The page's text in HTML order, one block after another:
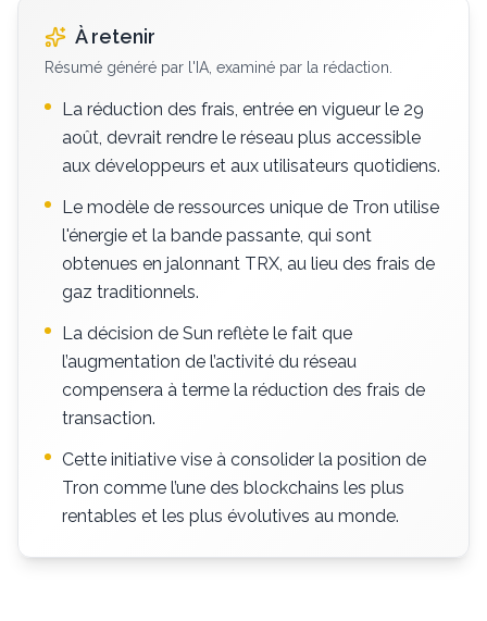
À retenir
Résumé généré par l'IA, examiné par la rédaction.
La réduction des frais, entrée en vigueur le 29
août, devrait rendre le réseau plus accessible
aux développeurs et aux utilisateurs quotidiens.
Le modèle de ressources unique de Tron utilise
l'énergie et la bande passante, qui sont
obtenues en jalonnant TRX, au lieu des frais de
gaz traditionnels.
La décision de Sun reflète le fait que
l’augmentation de l’activité du réseau
compensera à terme la réduction des frais de
transaction.
Cette initiative vise à consolider la position de
Tron comme l’une des blockchains les plus
rentables et les plus évolutives au monde.